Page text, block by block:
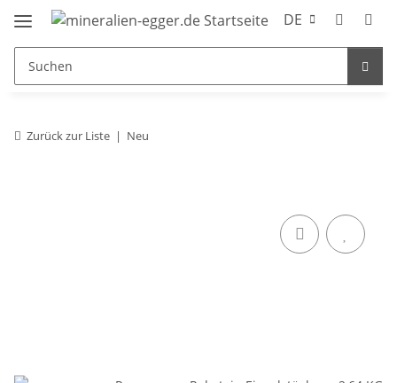
DE
Zurück zur Liste Neu